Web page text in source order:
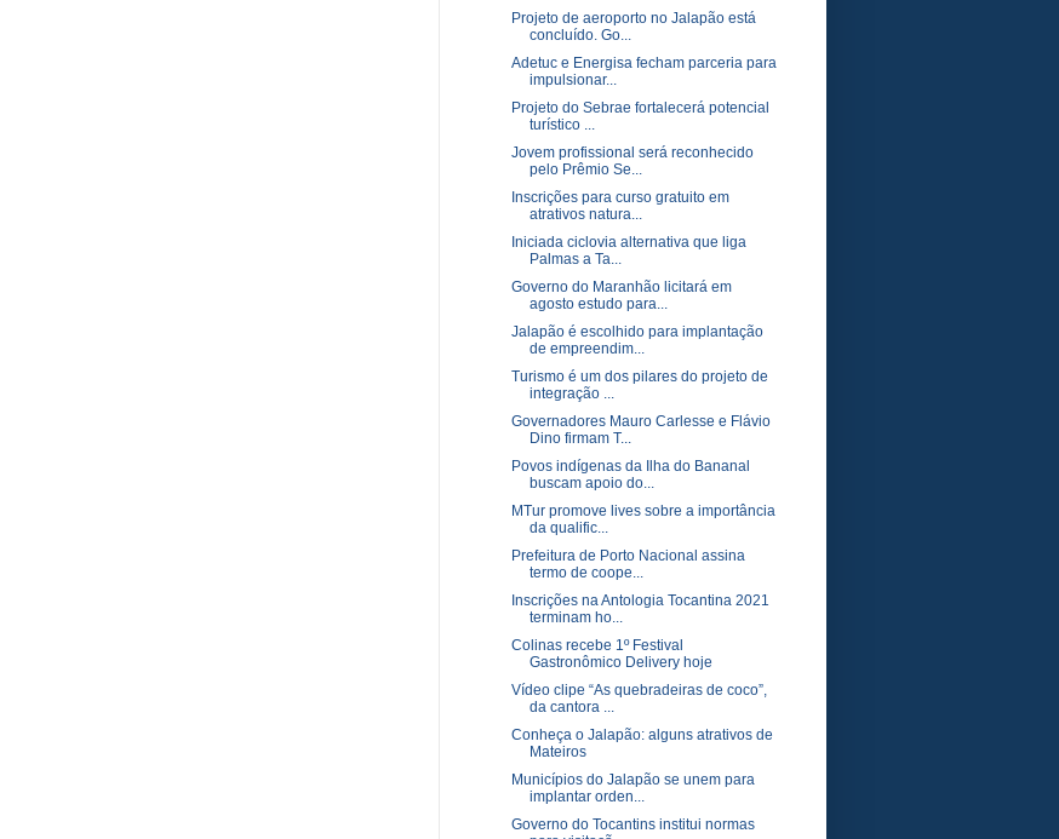
Projeto de aeroporto no Jalapão está
concluído. Go...
Adetuc e Energisa fecham parceria para
impulsionar...
Projeto do Sebrae fortalecerá potencial
turístico ...
Jovem profissional será reconhecido
pelo Prêmio Se...
Inscrições para curso gratuito em
atrativos natura...
Iniciada ciclovia alternativa que liga
Palmas a Ta...
Governo do Maranhão licitará em
agosto estudo para...
Jalapão é escolhido para implantação
de empreendim...
Turismo é um dos pilares do projeto de
integração ...
Governadores Mauro Carlesse e Flávio
Dino firmam T...
Povos indígenas da Ilha do Bananal
buscam apoio do...
MTur promove lives sobre a importância
da qualific...
Prefeitura de Porto Nacional assina
termo de coope...
Inscrições na Antologia Tocantina 2021
terminam ho...
Colinas recebe 1º Festival
Gastronômico Delivery hoje
Vídeo clipe “As quebradeiras de coco”,
da cantora ...
Conheça o Jalapão: alguns atrativos de
Mateiros
Municípios do Jalapão se unem para
implantar orden...
Governo do Tocantins institui normas